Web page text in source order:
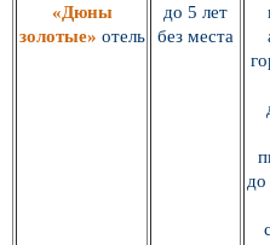
«Дюны
золотые» отель
до 5 лет
без места
до